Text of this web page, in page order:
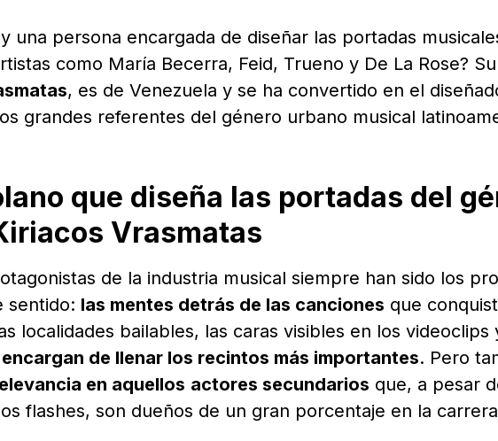
una persona encargada de diseñar las portadas
como María Becerra, Feid, Trueno y De La Rose?
, es de Venezuela y se ha convertido en el
grandes referentes del género urbano musical
que diseña las portadas del
Vrasmatas
de la industria musical siempre han sido los
sentido: las mentes detrás de las canciones que
localidades bailables, las caras visibles en los videoclips
de llenar los recintos más importantes. Pero
en aquellos actores secundarios que, a pesar
flashes, son dueños de un gran porcentaje en la